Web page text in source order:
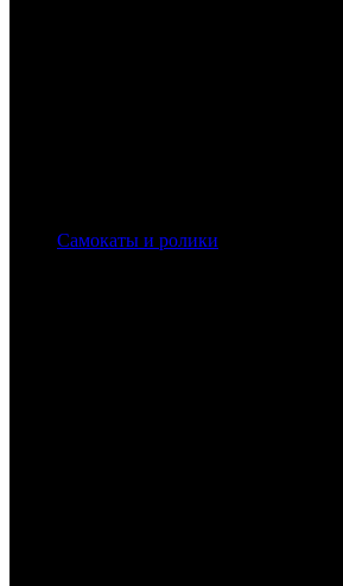
Самокаты и ролики